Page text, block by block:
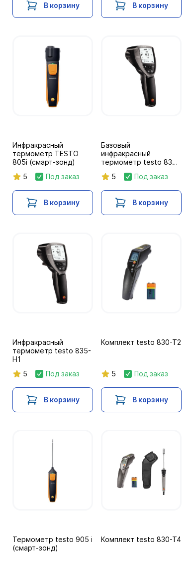
В корзину В корзину
Инфракрасный
термометр TESTO
805i (смарт-зонд)
5
Под заказ
В корзину
Базовый
инфракрасный
термометр testo 835-
5 Под заказ
В корзину
Инфракрасный
термометр testo 835-
H1
5
Под заказ
В корзину
Комплект testo 830-T2
5 Под заказ
В корзину
Термометр testo 905 i
(смарт-зонд)
Комплект testo 830-T4